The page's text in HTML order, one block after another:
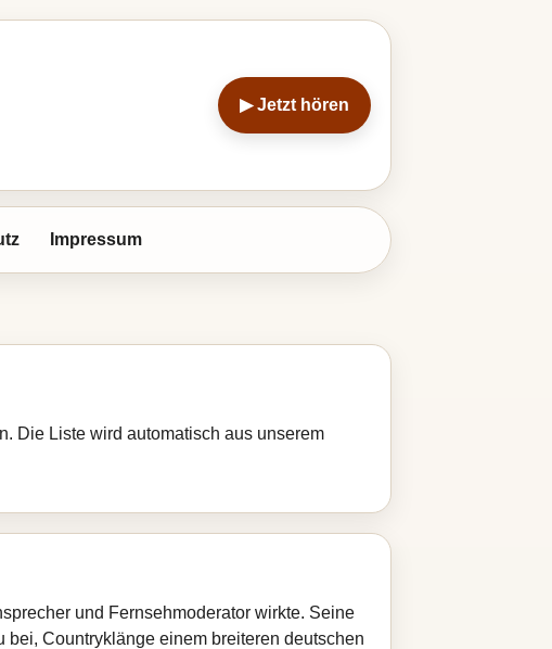
▶ Jetzt hören
Impressum
Die Liste wird automatisch aus unserem
und Fernsehmoderator wirkte. Seine
Countryklänge einem breiteren deutschen